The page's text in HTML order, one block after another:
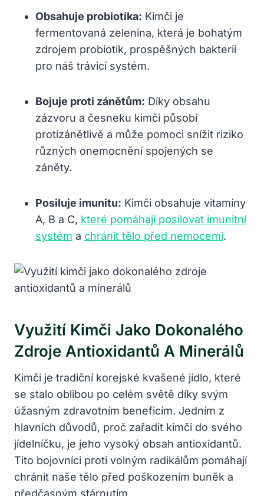
Obsahuje probiotika: Kimči je
fermentovaná zelenina, která je bohatým
zdrojem probiotik, prospěšných bakterií
pro náš trávicí systém.
Bojuje proti zánětům: Díky obsahu
zázvoru a česneku kimči působí
protizánětlivě a může pomoci snížit riziko
různých onemocnění spojených se
záněty.
Posiluje imunitu: Kimči obsahuje vitamíny
A, B a C, které pomáhají posilovat imunitní
systém a chránit tělo před nemocemi.
Využití Kimči Jako Dokonalého
Zdroje Antioxidantů A Minerálů
Kimči je tradiční korejské kvašené jídlo, které
se stalo oblibou po celém světě díky svým
úžasným zdravotním beneficím. Jedním z
hlavních důvodů, proč zařadit kimči do svého
jídelníčku, je jeho vysoký obsah antioxidantů.
Tito bojovníci proti volným radikálům pomáhají
chránit naše tělo před poškozením buněk a
předčasným stárnutím.